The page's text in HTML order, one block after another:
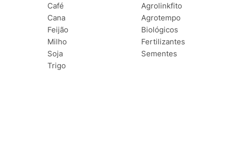
Café
Cana
Feijão
Milho
Soja
Trigo
Agrolinkfito
Agrotempo
Biológicos
Fertilizantes
Sementes